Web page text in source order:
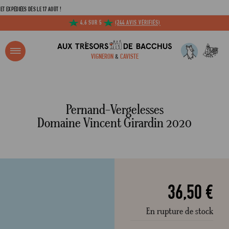
DÈS LE 17 AOÛT !
4,6 SUR 5
(244 AVIS VÉRIFIÉS)
VIGNERON& CAVISTE
Mot de passe
?
Pernand-Vergelesses
Domaine Vincent Girardin 2020
36,50 €
En rupture de stock